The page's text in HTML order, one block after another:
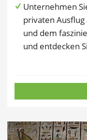
Unternehmen
privaten Ausflug
und dem
und entdecken